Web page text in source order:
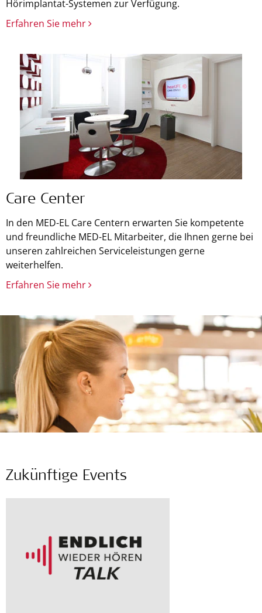
Hörimplantat-Systemen zur Verfügung.
Erfahren Sie mehr
Care Center
In den MED-EL Care Centern erwarten Sie kompetente
und freundliche MED-EL Mitarbeiter, die Ihnen gerne bei
unseren zahlreichen Serviceleistungen gerne
weiterhelfen.
Erfahren Sie mehr
Zukünftige Events